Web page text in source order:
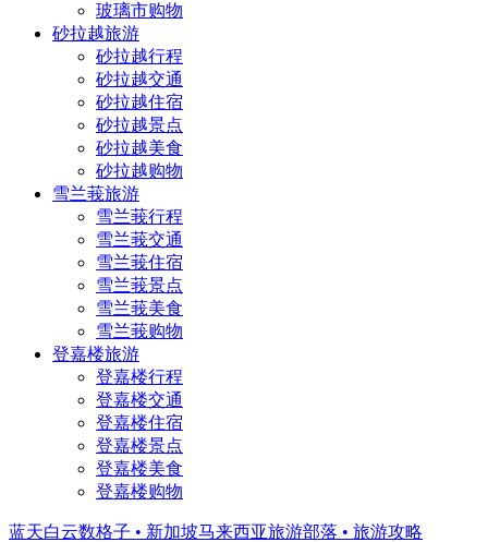
玻璃市购物
砂拉越旅游
砂拉越行程
砂拉越交通
砂拉越住宿
砂拉越景点
砂拉越美食
砂拉越购物
雪兰莪旅游
雪兰莪行程
雪兰莪交通
雪兰莪住宿
雪兰莪景点
雪兰莪美食
雪兰莪购物
登嘉楼旅游
登嘉楼行程
登嘉楼交通
登嘉楼住宿
登嘉楼景点
登嘉楼美食
登嘉楼购物
蓝天白云数格子 • 新加坡马来西亚旅游部落 • 旅游攻略